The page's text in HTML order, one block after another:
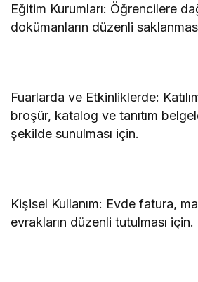
Eğitim Kurumları: Öğrencilere
dokümanların düzenli
Fuarlarda ve Etkinliklerde:
broşür, katalog ve tanıtım
şekilde sunulması için.
Kişisel Kullanım: Evde fatura,
evrakların düzenli tutulması için.